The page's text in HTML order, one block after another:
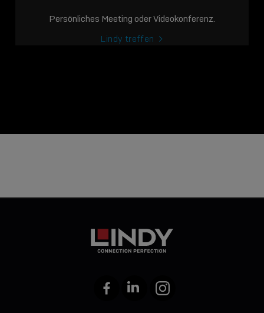
Persönliches Meeting oder Videokonferenz.
Lindy treffen
FacebookLinkedIn Instagram